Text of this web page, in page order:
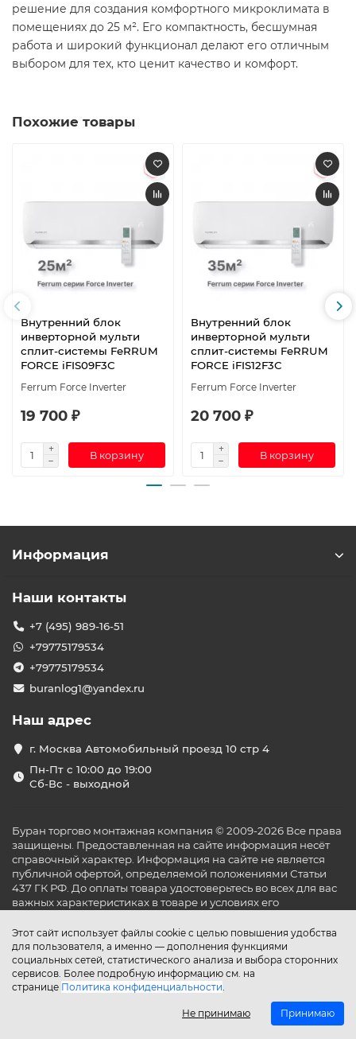
решение для создания комфортного микроклимата в
помещениях до 25 м². Его компактность, бесшумная
работа и широкий функционал делают его отличным
выбором для тех, кто ценит качество и комфорт.
Похожие товары
Внутренний блок
инверторной мульти
сплит-системы FeRRUM
FORCE iFIS09F3С
Ferrum Force Inverter
19 700 ₽
В корзину
Внутренний блок
инверторной мульти
сплит-системы FeRRUM
FORCE iFIS12F3С
Ferrum Force Inverter
20 700 ₽
В корзину
Этот сайт использует файлы cookie с целью повышения удобства
для пользователя, а именно — дополнения функциями
социальных сетей, статистического анализа и выбора сторонних
сервисов. Более подробную информацию см. на
странице Политика конфиденциальности.
Не принимаю Принимаю
Информация
Наши контакты
+7 (495) 989-16-51
+79775179534
+79775179534
buranlog1@yandex.ru
Наш адрес
г. Москва Автомобильный проезд 10 стр 4
Пн-Пт с 10:00 до 19:00
Сб-Вс - выходной
Буран торгово монтажная компания © 2009-2026 Все права
защищены. Предоставленная на сайте информация несёт
справочный характер. Информация на сайте не является
публичной офертой, определяемой положениями Статьи
437 ГК РФ. До оплаты товара удостоверьтесь во всех для вас
важных характеристиках в товаре и условиях его